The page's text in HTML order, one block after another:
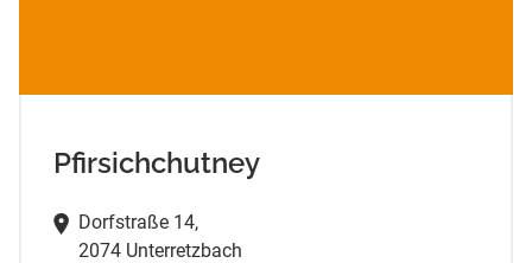
Pfirsichchutney
Dorfstraße 14,
2074 Unterretzbach